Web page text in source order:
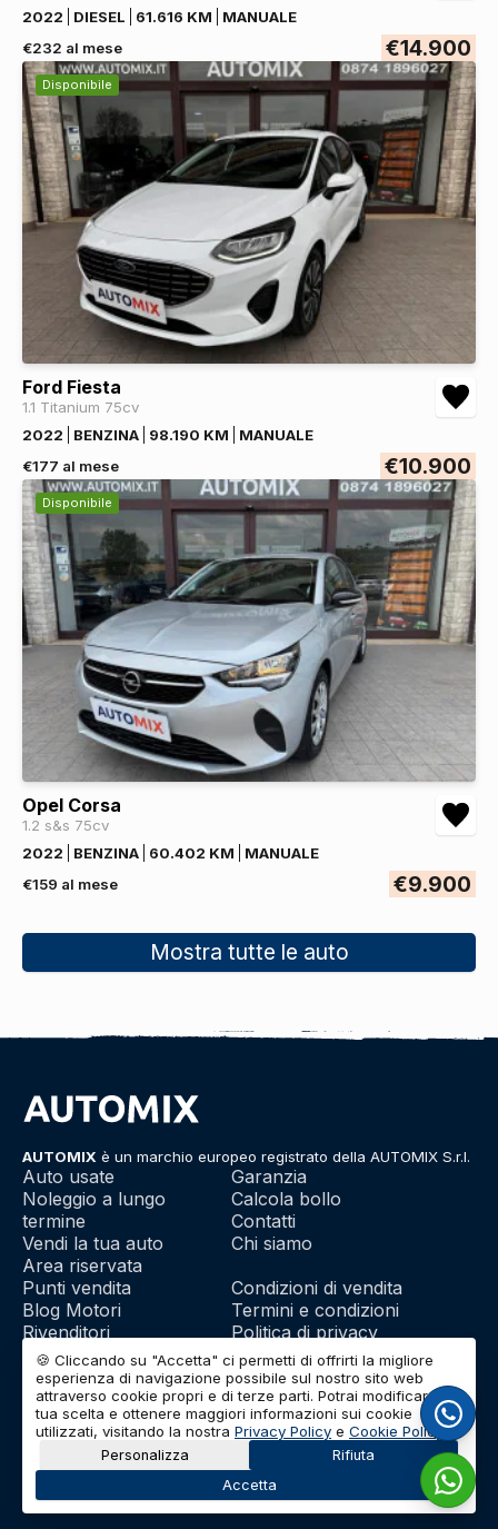
2022
DIESEL 61.616 KM
MANUALE
€232 al mese
€14.900
Disponibile
Ford Fiesta
1.1 Titanium 75cv
2022
BENZINA 98.190 KM
MANUALE
€177 al mese
€10.900
Disponibile
Opel Corsa
1.2 s&s 75cv
2022
BENZINA 60.402 KM
MANUALE
€159 al mese
€9.900
Mostra tutte le auto
AUTOMIX è un marchio europeo registrato della AUTOMIX S.r.l.
Auto usate
Noleggio a lungo
termine
Vendi la tua auto
Area riservata
Garanzia
Calcola bollo
Contatti
Chi siamo
Punti vendita
Blog Motori
Rivenditori
Franchising
Condizioni di vendita
Termini e condizioni
Politica di privacy
Utilizzo dei cookie
© 2026 | AUTOMIX S.r.l. | Partita IVA: IT01732290703 | Capitale
Sociale: Euro 10.000 i.v.
🍪 Cliccando su "Accetta" ci permetti di offrirti la migliore
esperienza di navigazione possibile sul nostro sito web
attraverso cookie propri e di terze parti. Potrai modificare la
tua scelta e ottenere maggiori informazioni sui cookie
utilizzati, visitando la nostra Privacy Policy e Cookie Policy.
Personalizza
Rifiuta
Accetta